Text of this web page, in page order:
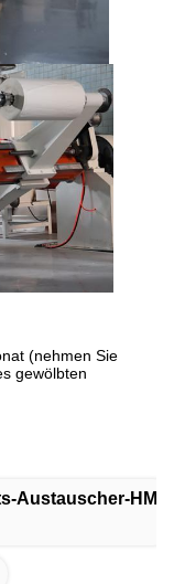
(nehmen Sie
gewölbten
Austauscher-HME